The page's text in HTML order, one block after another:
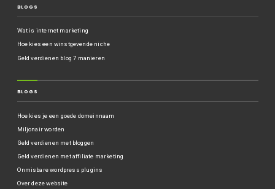
BLOGS
Wat is internet marketing
Hoe kies een winstgevende niche
Geld verdienen blog 7 manieren
BLOGS
Hoe kies je een goede domeinnaam
Miljonair worden
Geld verdienen met bloggen
Geld verdienen met affiliate marketing
Onmisbare wordpress plugins
Over deze website